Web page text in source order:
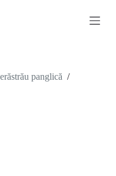
panglică /